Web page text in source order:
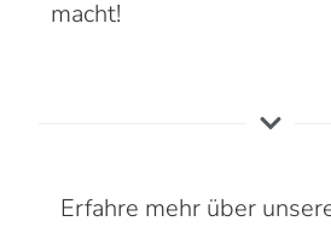
macht!
Erfahre mehr über